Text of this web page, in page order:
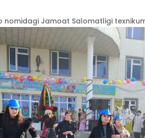
nomidagi Jamoat Salomatligi